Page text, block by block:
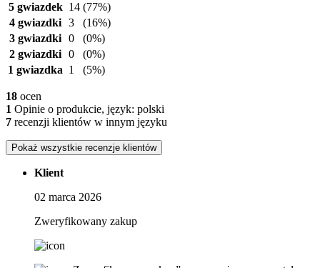
5 gwiazdek 14 (77%)
4 gwiazdki 3
(16%)
3 gwiazdki 0
(0%)
2 gwiazdki 0
(0%)
1 gwiazdka 1 (5%)
18 ocen
1 Opinie o produkcie, język: polski
7 recenzji klientów w innym języku
Pokaż wszystkie recenzje klientów
Klient
02 marca 2026
Zweryfikowany zakup